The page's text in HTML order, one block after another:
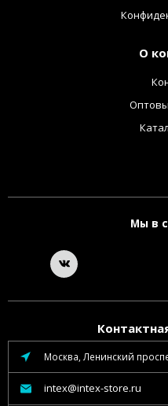
О
Мы в
Москва, Ленинский
intex@intex-store.ru